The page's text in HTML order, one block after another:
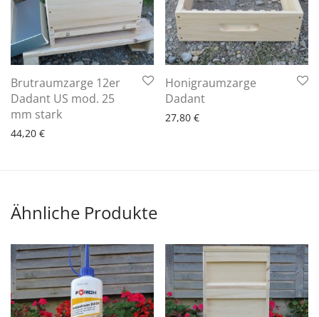
Brutraumzarge 12er
Dadant US mod. 25
mm stark
44,20 €
6 - 10 Arbeitstage
Honigraumzarge
Dadant
27,80 €
6 - 10 Arbeitstage
Ähnliche Produkte